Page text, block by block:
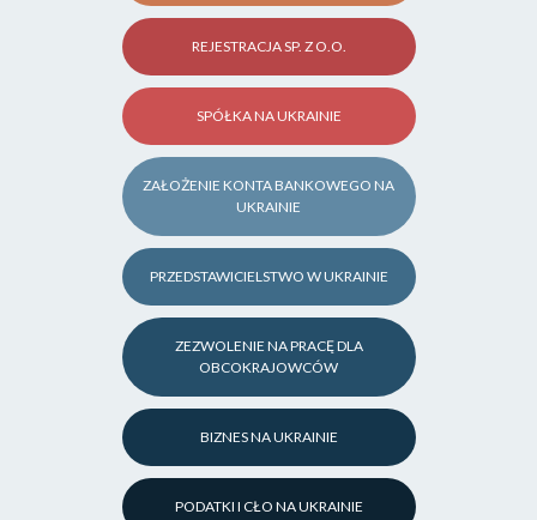
REJESTRACJA SP. Z O.O.
SPÓŁKA NA UKRAINIE
ZAŁOŻENIE KONTA BANKOWEGO NA
UKRAINIE
PRZEDSTAWICIELSTWO W UKRAINIE
ZEZWOLENIE NA PRACĘ DLA
OBCOKRAJOWCÓW
BIZNES NA UKRAINIE
PODATKI I CŁO NA UKRAINIE